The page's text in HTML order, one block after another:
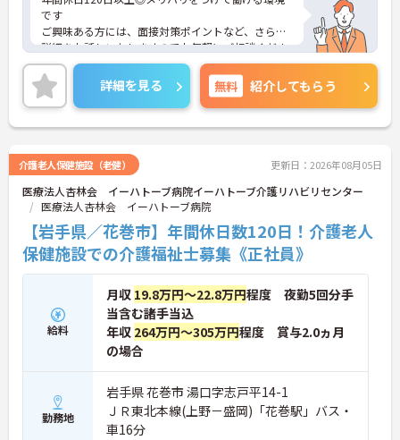
です
ご興味ある方には、面接対策ポイントなど、さらに
詳細をお話しいたしますのでお気軽にご相談くださ
い！
詳細を見る 無料 紹介してもらう
介護老人保健施設（老健） 更新日：2026年08月05日
医療法人杏林会 イーハトーブ病院イーハトーブ介護リハビリセンター
医療法人杏林会 イーハトーブ病院
【岩手県／花巻市】年間休日数120日！介護老人
保健施設での介護福祉士募集《正社員》
給料
月収 19.8万円～22.8万円程度 夜勤5回分手
当含む諸手当込
年収 264万円～305万円程度 賞与2.0ヵ月
の場合
勤務地
岩手県 花巻市 湯口字志戸平14-1
ＪＲ東北本線(上野－盛岡)「花巻駅」バス・
車16分